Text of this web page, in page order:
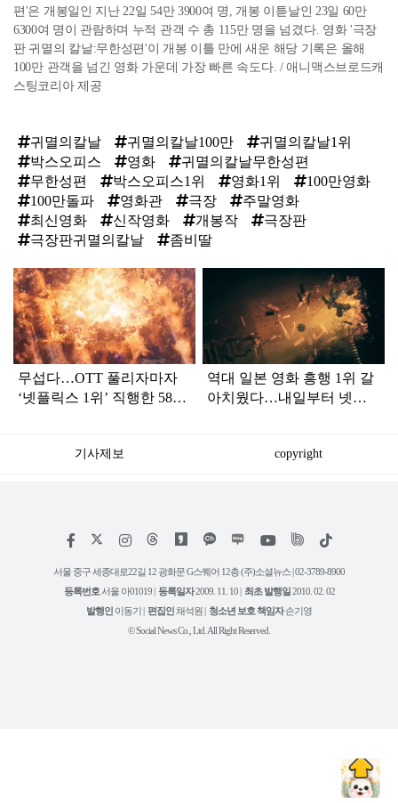
편'은 개봉일인 지난 22일 54만 3900여 명, 개봉 이튿날인 23일 60만
6300여 명이 관람하며 누적 관객 수 총 115만 명을 넘겼다. 영화 '극장
판 귀멸의 칼날:무한성편'이 개봉 이틀 만에 새운 해당 기록은 올해
100만 관객을 넘긴 영화 가운데 가장 빠른 속도다. / 애니맥스브로드캐
스팅코리아 제공
귀멸의칼날 귀멸의칼날100만
귀멸의칼날1위
박스오피스
영화
귀멸의칼날무한성편
무한성편
박스오피스1위 영화1위
100만영화
100만돌파
영화관 극장
주말영화
최신영화
신작영화 개봉작
극장판
극장판귀멸의칼날
좀비딸
탑
라
인
무섭다…OTT 풀리자마자
‘넷플릭스 1위’ 직행한 580
역대 일본 영화 흥행 1위 갈
아치웠다…내일부터 넷플
기사제보 copyright
페
스
인
타
램
위
트
유
튜
틱
서울 중구 세종대로22길 12 광화문 G스퀘어 12층 (주)소셜뉴스 | 02-3789-8900
등록번호 서울 아01019 | 등록일자2009. 11. 10 | 최초 발행일 2010. 02. 02
발행인 이동기 | 편집인 채석원 | 청소년 보호 책임자손기영
© Social News Co., Ltd. All Right Reserved.